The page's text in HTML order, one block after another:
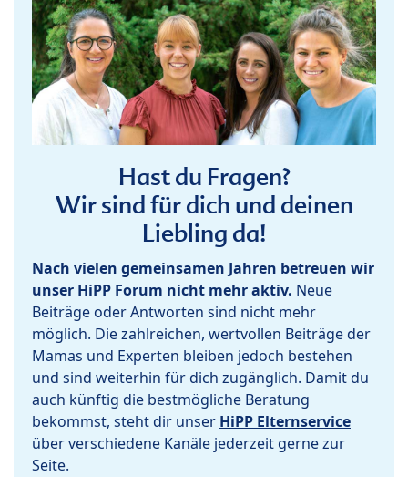
Hast du Fragen?
Wir sind für dich und deinen
Liebling da!
Nach vielen gemeinsamen Jahren betreuen wir
unser HiPP Forum nicht mehr aktiv. Neue
Beiträge oder Antworten sind nicht mehr
möglich. Die zahlreichen, wertvollen Beiträge der
Mamas und Experten bleiben jedoch bestehen
und sind weiterhin für dich zugänglich. Damit du
auch künftig die bestmögliche Beratung
bekommst, steht dir unser HiPP Elternservice
über verschiedene Kanäle jederzeit gerne zur
Seite.